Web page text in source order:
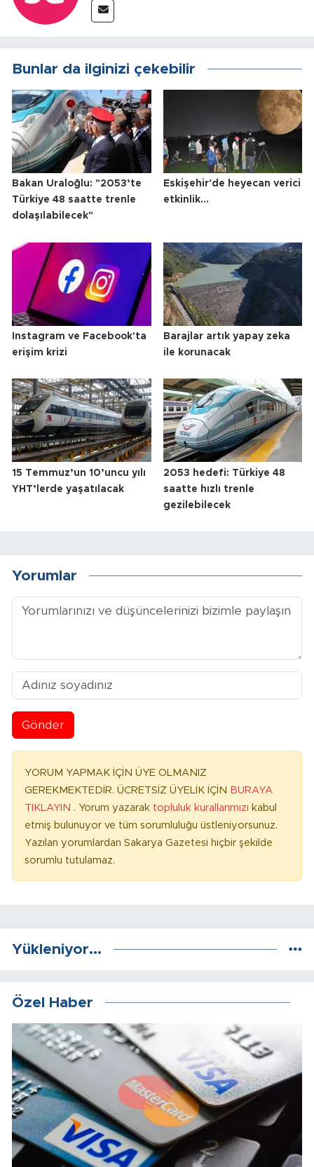
Bunlar da ilginizi çekebilir
Bakan Uraloğlu: "2053’te
Türkiye 48 saatte trenle
dolaşılabilecek"
Eskişehir'de heyecan verici
etkinlik...
Instagram ve Facebook'ta
erişim krizi
Barajlar artık yapay zeka
ile korunacak
15 Temmuz’un 10’uncu yılı
YHT’lerde yaşatılacak
2053 hedefi: Türkiye 48
saatte hızlı trenle
gezilebilecek
Yorumlar
Gönder
YORUM YAPMAK İÇİN ÜYE OLMANIZ
GEREKMEKTEDİR. ÜCRETSİZ ÜYELİK İÇİN BURAYA
TIKLAYIN . Yorum yazarak topluluk kurallarımızı kabul
etmiş bulunuyor ve tüm sorumluluğu üstleniyorsunuz.
Yazılan yorumlardan Sakarya Gazetesi hiçbir şekilde
sorumlu tutulamaz.
Yükleniyor...
Özel Haber